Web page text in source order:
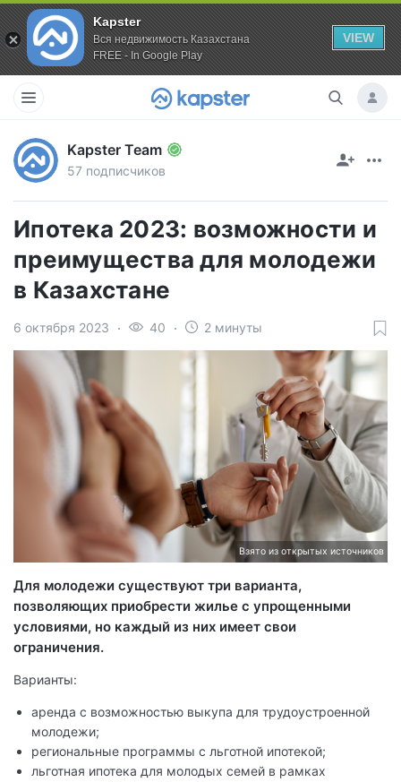
Kapster
Вся недвижимость Казахстана
FREE - In Google Play
VIEW
Kapster Team
57 подписчиков
Ипотека 2023: возможности и
преимущества для молодежи
в Казахстане
6 октября 2023 40 2 минуты
Взято из открытых источников
Для молодежи существуют три варианта,
позволяющих приобрести жилье с упрощенными
условиями, но каждый из них имеет свои
ограничения.
Варианты:
аренда с возможностью выкупа для трудоустроенной
молодежи;
региональные программы с льготной ипотекой;
льготная ипотека для молодых семей в рамках